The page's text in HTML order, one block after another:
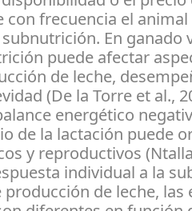
frecuencia el animal
En ganado
puede afectar
de leche,
(De la Torre et al.,
energético
de la lactación puede
y reproductivos
individual a la
de leche, las